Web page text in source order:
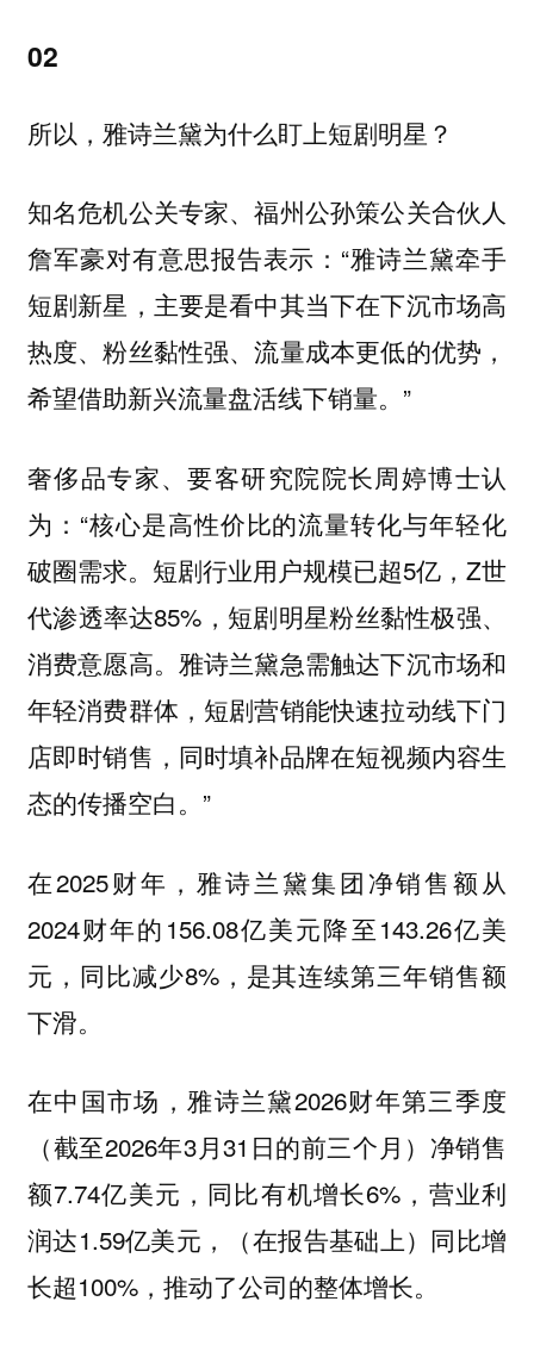
02
所以，雅诗兰黛为什么盯上短剧明星？
知名危机公关专家、福州公孙策公关合伙人
詹军豪对有意思报告表示：“雅诗兰黛牵手
短剧新星，主要是看中其当下在下沉市场高
热度、粉丝黏性强、流量成本更低的优势，
希望借助新兴流量盘活线下销量。”
奢侈品专家、要客研究院院长周婷博士认
为：“核心是高性价比的流量转化与年轻化
破圈需求。短剧行业用户规模已超5亿，Z世
代渗透率达85%，短剧明星粉丝黏性极强、
消费意愿高。雅诗兰黛急需触达下沉市场和
年轻消费群体，短剧营销能快速拉动线下门
店即时销售，同时填补品牌在短视频内容生
态的传播空白。”
在2025财年，雅诗兰黛集团净销售额从
2024财年的156.08亿美元降至143.26亿美
元，同比减少8%，是其连续第三年销售额
下滑。
在中国市场，雅诗兰黛2026财年第三季度
（截至2026年3月31日的前三个月）净销售
额7.74亿美元，同比有机增长6%，营业利
润达1.59亿美元，（在报告基础上）同比增
长超100%，推动了公司的整体增长。